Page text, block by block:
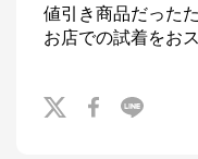
値引き商品だった
お店での試着をお